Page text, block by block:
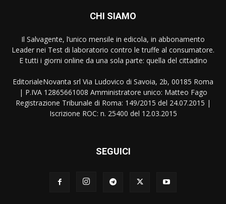
CHI SIAMO
Il Salvagente, l’unico mensile in edicola, in abbonamento
Leader nei Test di laboratorio contro le truffe al consumatore.
E tutti i giorni online da una sola parte: quella del cittadino
EditorialeNovanta srl Via Ludovico di Savoia, 2b, 00185 Roma
| P.IVA 12865661008 Amministratore unico: Matteo Fago
Registrazione Tribunale di Roma: 149/2015 del 24.07.2015 |
Iscrizione ROC: n. 25400 del 12.03.2015
SEGUICI